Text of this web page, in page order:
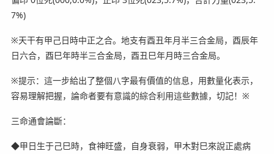
7%)
※天干有甲己日時中正之合。地支有酉丑年月半三合金局，酉辰年
日六合，酉巳年時半三合金局，酉丑巳年月時三合金局。
※提示：這一步給出了整個八字最有價值的信息，用數量化表示，
容易理解把握，論命者要有意識的綜合利用這些數據，切記！※
三命通會論斷：
◆甲日生于己巳時，食神旺盛，自身衰弱，甲木對巳來說正處病